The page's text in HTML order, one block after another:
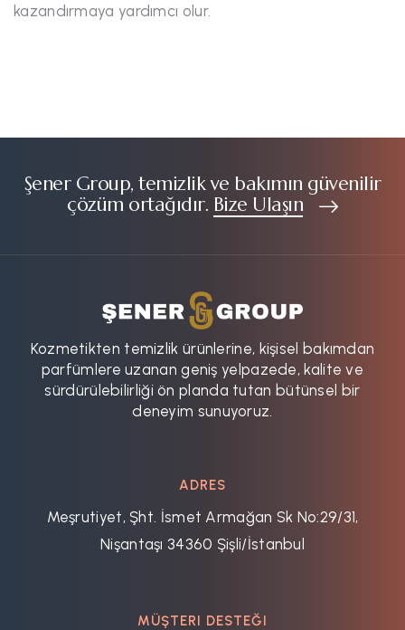
kazandırmaya yardımcı olur.
Şener Group, temizlik ve bakımın güvenilir
çözüm ortağıdır. Bize Ulaşın
Kozmetikten temizlik ürünlerine, kişisel bakımdan
parfümlere uzanan geniş yelpazede, kalite ve
sürdürülebilirliği ön planda tutan bütünsel bir
deneyim sunuyoruz.
ADRES
Meşrutiyet, Şht. İsmet Armağan Sk No:29/31,
Nişantaşı 34360 Şişli/İstanbul
MÜŞTERI DESTEĞI